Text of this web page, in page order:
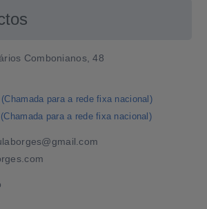
Combonianos, 48
(Chamada para a rede fixa nacional)
(Chamada para a rede fixa nacional)